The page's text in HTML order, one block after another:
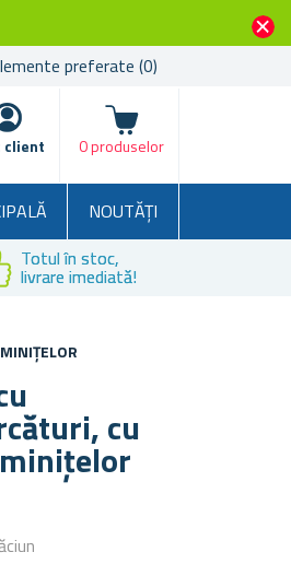
preferate (0)
client
Coșul
0 produselor
NOUTĂȚI
Totul în stoc,
livrare imediată!
cu